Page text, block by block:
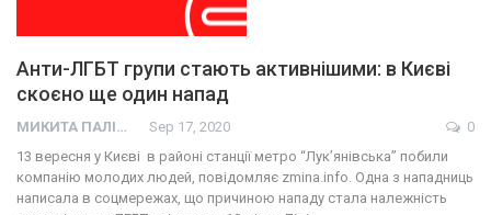
Анти-ЛГБТ групи стають активнішими: в Києві
скоєно ще один напад
МИКИТА ПАЛІЙ Sep 17, 2020
0
13 вересня у Києві в районі станції метро “Лук’янівська” побили
компанію молодих людей, повідомляє zmina.info. Одна з нападниць
написала в соцмережах, що причиною нападу стала належність